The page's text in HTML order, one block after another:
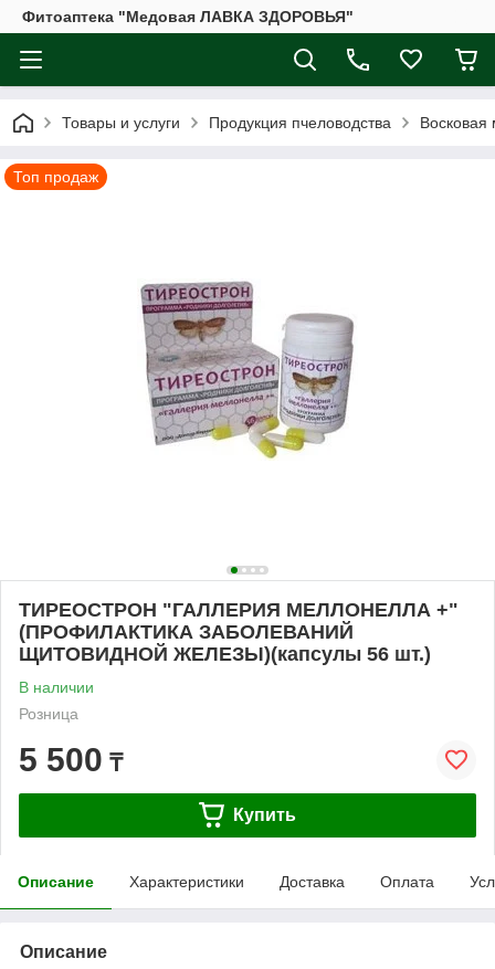
Фитоаптека "Медовая ЛАВКА ЗДОРОВЬЯ"
Товары и услуги Продукция пчеловодства
Топ продаж
ТИРЕОСТРОН "ГАЛЛЕРИЯ МЕЛЛОНЕЛЛА +"
(ПРОФИЛАКТИКА ЗАБОЛЕВАНИЙ
ЩИТОВИДНОЙ ЖЕЛЕЗЫ)(капсулы 56 шт.)
В наличии
Розница
5 500 ₸
Купить
Описание Характеристики Доставка Оплата
Описание